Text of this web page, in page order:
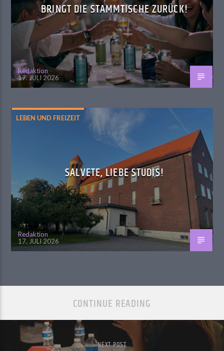
BRINGT DIE STAMMTISCHE ZURÜCK!
Redaktion
17. JULI 2026
LEBEN UND FREIZEIT
SALVETE, LIEBE STUDIS!
Redaktion
17. JULI 2026
CONTINUE READING
NEXT POST